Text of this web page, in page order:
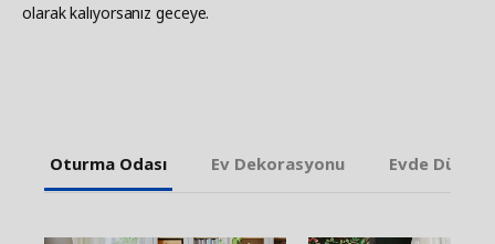
olarak kalıyorsanız geceye.
Oturma Odası Ev Dekorasyonu Evde